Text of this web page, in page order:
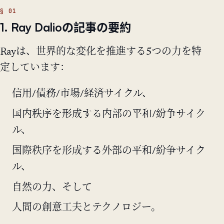
1. Ray Dalioの記事の要約
Rayは、世界的な変化を推進する5つの力を特
定しています：
信用/債務/市場/経済サイクル、
国内秩序を形成する内部の平和/紛争サイク
ル、
国際秩序を形成する外部の平和/紛争サイク
ル、
自然の力、そして
人間の創意工夫とテクノロジー。